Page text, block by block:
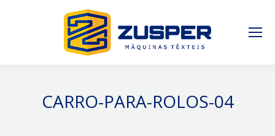
CARRO-PARA-ROLOS-04